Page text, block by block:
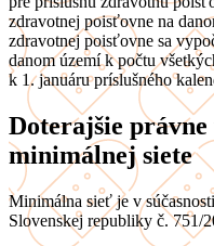
zdravotnej poisťovne na
zdravotnej poisťovne sa
danom území k počtu
k 1. januáru príslušného
Doterajšie právne
minimálnej siete
Minimálna sieť je v
Slovenskej republiky č. 751/